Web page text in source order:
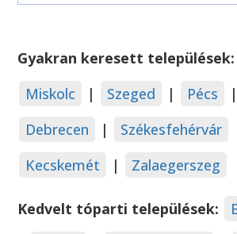
Gyakran keresett települések:
Miskolc
| Szeged | Pécs |
Debrecen
| Székesfehérvár
Kecskemét
| Zalaegerszeg
Kedvelt tóparti települések: